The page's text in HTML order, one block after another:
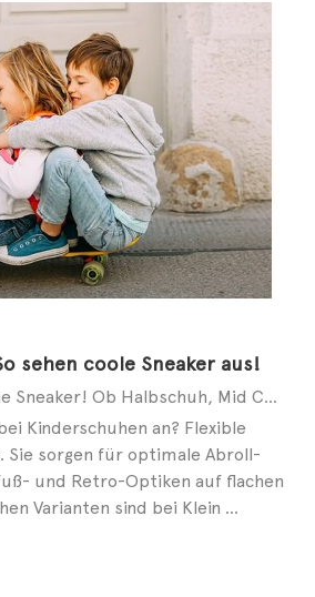
sehen coole Sneaker aus!
Niemals ohne meine Sneaker! Ob Halbschuh, Mid Cut oder Slip-on – auch bei modebewussten Kids geht ...
Kinderschuhen an? Flexible
Sie sorgen für optimale Abroll-
und Retro-Optiken auf flachen
Varianten sind bei Klein ...